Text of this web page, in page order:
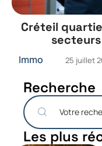
Créteil
Immo 25 juillet
Recherche
Les plus